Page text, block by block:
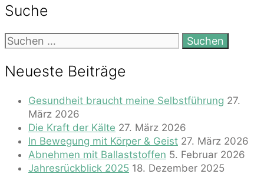
Suche
Suchen
nach:
Neueste Beiträge
Gesundheit braucht meine Selbstführung 27.
März 2026
Die Kraft der Kälte 27. März 2026
In Bewegung mit Körper & Geist 27. März 2026
Abnehmen mit Ballaststoffen 5. Februar 2026
Jahresrückblick 2025 18. Dezember 2025